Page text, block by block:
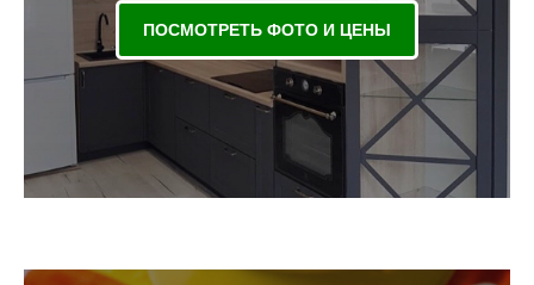
ПОСМОТРЕТЬ ФОТО И ЦЕНЫ